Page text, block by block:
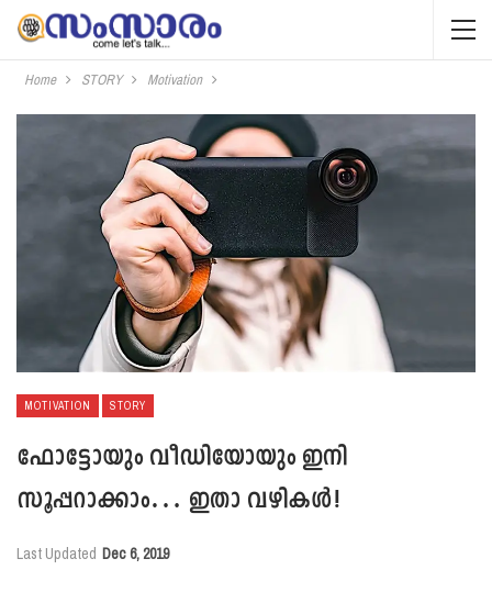
Home STORY Motivation
MOTIVATION STORY
ഫോട്ടോയും വീഡിയോയും ഇനി
സൂപ്പറാക്കാം… ഇതാ വഴികള്‍!
Last Updated Dec 6, 2019